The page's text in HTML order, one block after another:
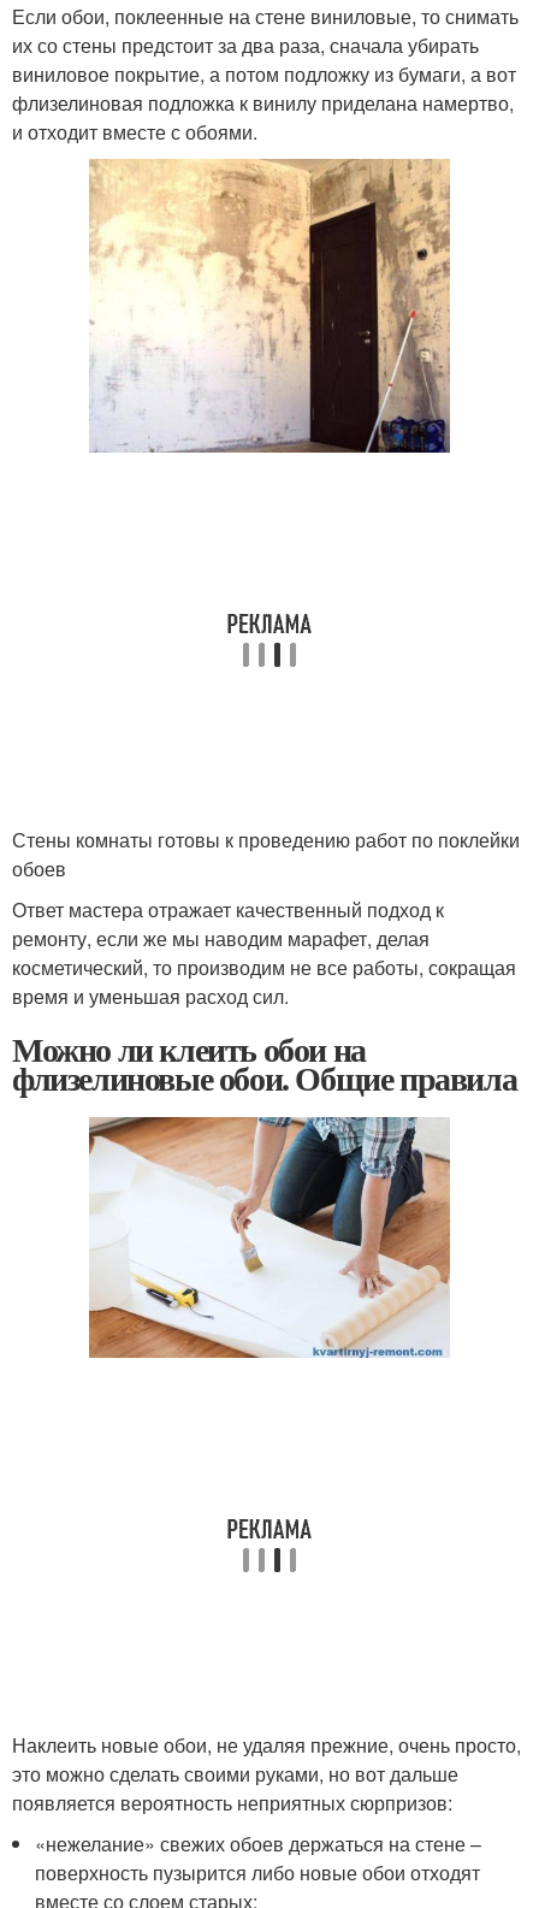
Если обои, поклеенные на стене виниловые, то снимать
их со стены предстоит за два раза, сначала убирать
виниловое покрытие, а потом подложку из бумаги, а вот
флизелиновая подложка к винилу приделана намертво,
и отходит вместе с обоями.
Стены комнаты готовы к проведению работ по поклейки
обоев
Ответ мастера отражает качественный подход к
ремонту, если же мы наводим марафет, делая
косметический, то производим не все работы, сокращая
время и уменьшая расход сил.
Можно ли клеить обои на
флизелиновые обои. Общие правила
Наклеить новые обои, не удаляя прежние, очень просто,
это можно сделать своими руками, но вот дальше
появляется вероятность неприятных сюрпризов:
«нежелание» свежих обоев держаться на стене –
поверхность пузырится либо новые обои отходят
вместе со слоем старых;